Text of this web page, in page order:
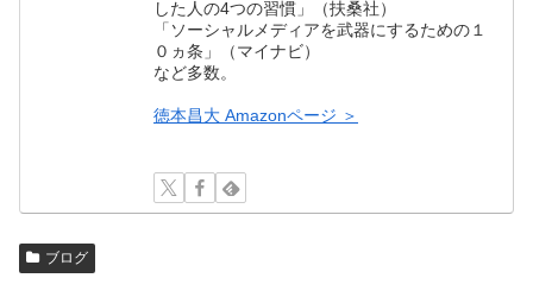
した人の4つの習慣」（扶桑社）
「ソーシャルメディアを武器にするための１
０ヵ条」（マイナビ）
など多数。
徳本昌大 Amazonページ ＞
ブログ